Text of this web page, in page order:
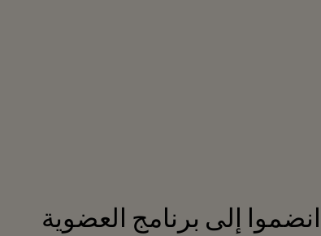
انضموا إلى برنامج العضوية